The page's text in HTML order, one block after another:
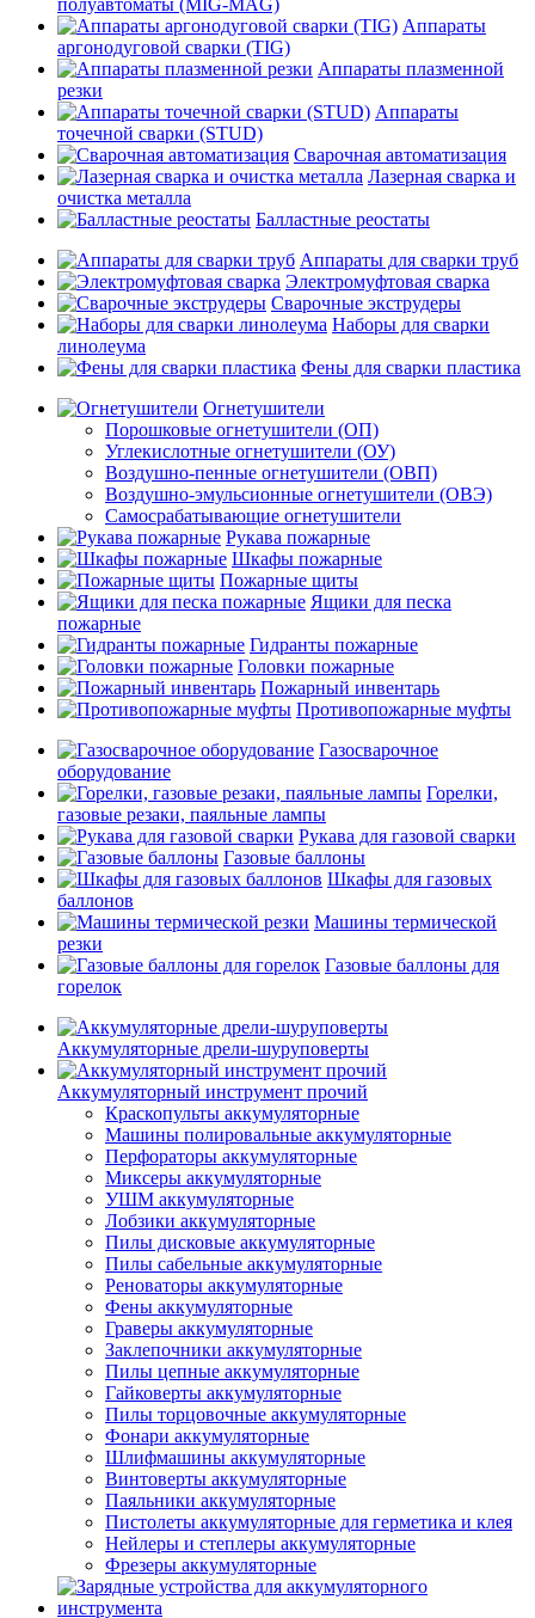
полуавтоматы (MIG-MAG)
Аппараты
аргонодуговой сварки (TIG)
Аппараты плазменной
резки
Аппараты
точечной сварки (STUD)
Сварочная автоматизация
Лазерная сварка и
очистка металла
Балластные реостаты
Аппараты для сварки труб
Электромуфтовая сварка
Сварочные экструдеры
Наборы для сварки
линолеума
Фены для сварки пластика
Огнетушители
Порошковые огнетушители (ОП)
Углекислотные огнетушители (ОУ)
Воздушно-пенные огнетушители (ОВП)
Воздушно-эмульсионные огнетушители (ОВЭ)
Самосрабатывающие огнетушители
Рукава пожарные
Шкафы пожарные
Пожарные щиты
Ящики для песка
пожарные
Гидранты пожарные
Головки пожарные
Пожарный инвентарь
Противопожарные муфты
Газосварочное
оборудование
Горелки,
газовые резаки, паяльные лампы
Рукава для газовой сварки
Газовые баллоны
Шкафы для газовых
баллонов
Машины термической
резки
Газовые баллоны для
горелок
Аккумуляторные дрели-шуруповерты
Аккумуляторный инструмент прочий
Краскопульты аккумуляторные
Машины полировальные аккумуляторные
Перфораторы аккумуляторные
Миксеры аккумуляторные
УШМ аккумуляторные
Лобзики аккумуляторные
Пилы дисковые аккумуляторные
Пилы сабельные аккумуляторные
Реноваторы аккумуляторные
Фены аккумуляторные
Граверы аккумуляторные
Заклепочники аккумуляторные
Пилы цепные аккумуляторные
Гайковерты аккумуляторные
Пилы торцовочные аккумуляторные
Фонари аккумуляторные
Шлифмашины аккумуляторные
Винтоверты аккумуляторные
Паяльники аккумуляторные
Пистолеты аккумуляторные для герметика и клея
Нейлеры и степлеры аккумуляторные
Фрезеры аккумуляторные